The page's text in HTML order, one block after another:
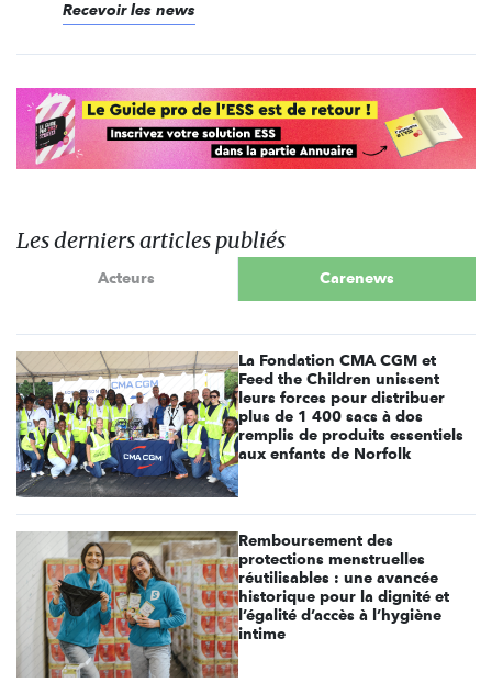
Recevoir les news
Les derniers articles publiés
Acteurs Carenews
La Fondation CMA CGM et
Feed the Children unissent
leurs forces pour distribuer
plus de 1 400 sacs à dos
remplis de produits essentiels
aux enfants de Norfolk
Remboursement des
protections menstruelles
réutilisables : une avancée
historique pour la dignité et
l’égalité d’accès à l’hygiène
intime